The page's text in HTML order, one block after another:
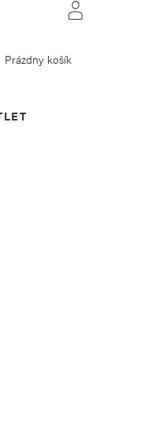
NÁKUPNÝ
Prázdny košík